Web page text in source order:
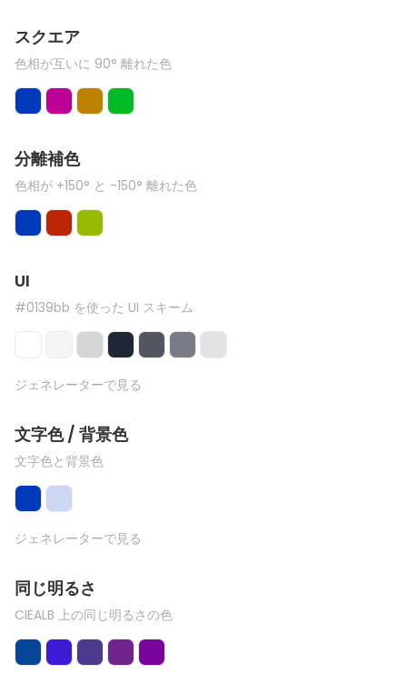
スクエア
色相が互いに 90° 離れた色
分離補色
色相が +150° と -150° 離れた色
UI
#0139bb を使った UI スキーム
ジェネレーターで見る
文字色 / 背景色
文字色と背景色
ジェネレーターで見る
同じ明るさ
CIEALB 上の同じ明るさの色